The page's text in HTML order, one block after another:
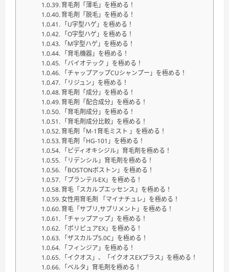
育毛剤「薄毛」を極める！
育毛剤「脱毛」を極める！
「U字型ハゲ」を極める！
「O字型ハゲ」を極める！
「M字型ハゲ」を極める！
「育毛機器」を極める！
「バイオテック 」を極める！
「チャップアップCUシャンプー」を極める！
「リジュン」を極める！
育毛剤「成分」を極める！
育毛剤「配合成分」を極める！
「育毛剤成分」を極める！
「育毛剤成分比較」を極める！
育毛剤「M-1育毛ミスト 」を極める！
育毛剤「HG-101」を極める！
「ピディオキシジル」育毛剤を極める！
「リデンシル」育毛剤を極める！
「BOSTONボストン」を極める！
「プランテルEX」を極める！
育毛「スカルプエッセンス」を極める！
女性用育毛剤 「マイナチュレ」を極める！
育毛「サプリ,サプリメント」を極める！
「チャップアップ」を極める！
「ポリピュアEX」を極める！
「ザスカルプ5.0C」を極める！
「フィンジア」を極める！
「イクオス」、「イクオスEXプラス」を極める！
「ベルタ」育毛剤を極める！